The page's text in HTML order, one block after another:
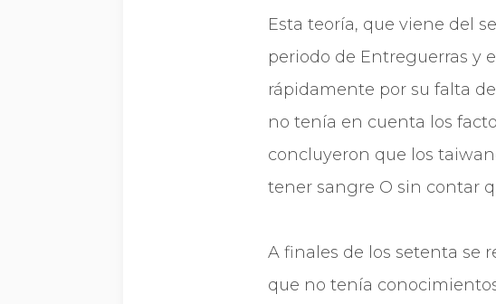
Esta teorí­a, que viene del
periodo de Entreguerras y
rápidamente por su falta
no tení­a en cuenta los
concluyeron que los
tener sangre O sin contar
A finales de los setenta se
que no tení­a